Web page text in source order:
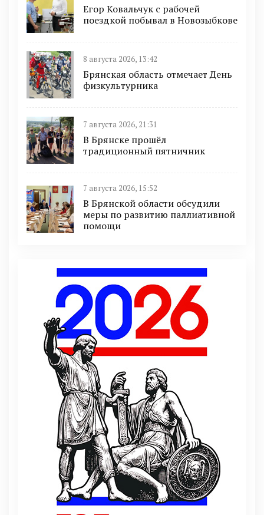
Егор Ковальчук с рабочей
поездкой побывал в Новозыбкове
8 августа 2026, 13:42
Брянская область отмечает День
физкультурника
7 августа 2026, 21:31
В Брянске прошёл
традиционный пятничник
7 августа 2026, 15:52
В Брянской области обсудили
меры по развитию паллиативной
помощи